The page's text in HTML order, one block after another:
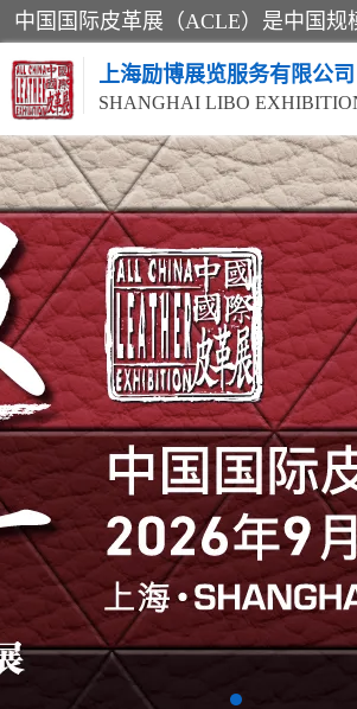
上海励博展览服务有限公司
2026中国国际皮革展
ACLE
2026
2026上海合成革展会 2026
2026中国国际皮革展
ACLE
2026